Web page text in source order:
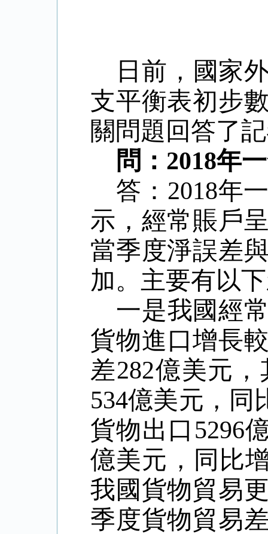
日前，國家
支平衡表初步
關問題回答了
問：2018年
答：2018年
示，經常賬戶
當季度淨誤差
加。主要有以
一是我國經
貨物進口增長
差282億美元
534億美元，同
貨物出口5296
億美元，同比
我國貨物貿易
季度貨物貿易